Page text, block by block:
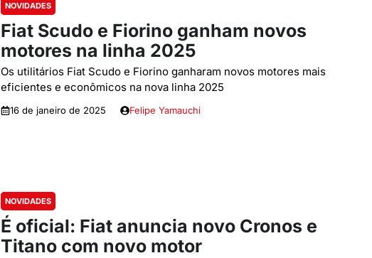
NOVIDADES
Fiat Scudo e Fiorino ganham novos
motores na linha 2025
Os utilitários Fiat Scudo e Fiorino ganharam novos motores mais
eficientes e econômicos na nova linha 2025
16 de janeiro de 2025 Felipe Yamauchi
NOVIDADES
É oficial: Fiat anuncia novo Cronos e
Titano com novo motor